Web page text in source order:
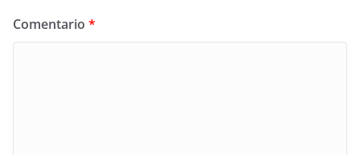
Comentario *